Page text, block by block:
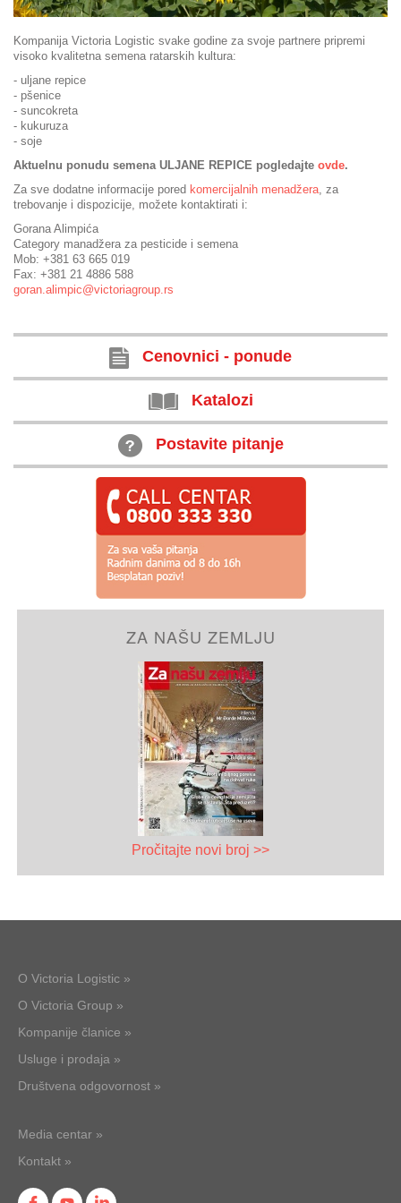
Kompanija Victoria Logistic svake godine za svoje partnere pripremi
visoko kvalitetna semena ratarskih kultura:
- uljane repice
- pšenice
- suncokreta
- kukuruza
- soje
Aktuelnu ponudu semena ULJANE REPICE pogledajte ovde.
Za sve dodatne informacije pored komercijalnih menadžera, za
trebovanje i dispozicije, možete kontaktirati i:
Gorana Alimpića
Category manadžera za pesticide i semena
Mob: +381 63 665 019
Fax: +381 21 4886 588
goran.alimpic@victoriagroup.rs
Cenovnici - ponude
Katalozi
Postavite pitanje
ZA NAŠU ZEMLJU
Pročitajte novi broj >>
O Victoria Logistic »
O Victoria Group »
Kompanije članice »
Usluge i prodaja »
Društvena odgovornost »
Media centar »
Kontakt »